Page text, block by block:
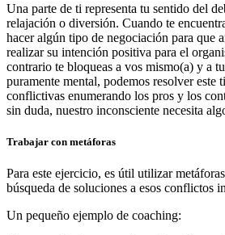
Una parte de ti representa tu sentido del
relajación o diversión. Cuando te
hacer algún tipo de negociación para que
realizar su intención positiva para el
contrario te bloqueas a vos mismo(a) y a
puramente mental, podemos resolver este
conflictivas enumerando los pros y los
sin duda, nuestro inconsciente necesita
Trabajar con metáforas
Para este ejercicio, es útil utilizar
búsqueda de soluciones a esos conflictos
Un pequeño ejemplo de coaching: